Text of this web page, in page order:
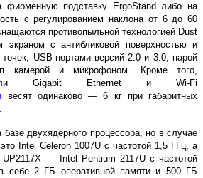
фирменную подставку ErgoStand либо на
с регулированием наклона от 6 до 60
противопыльной технологией Dust
экраном с антибликовой поверхностью и
USB-портами версий 2.0 и 3.0, парой
мп камерой и микрофоном. Кроме того,
Gigabit Ethernet и Wi-Fi
весят одинаково — 6 кг при габаритных
двухядерного процессора, но в случае
Intel Celeron 1007U с частотой 1,5 ГГц, а
UP2117X — Intel Pentium 2117U с частотой
себе 2 ГБ оперативной памяти и 500 ГБ